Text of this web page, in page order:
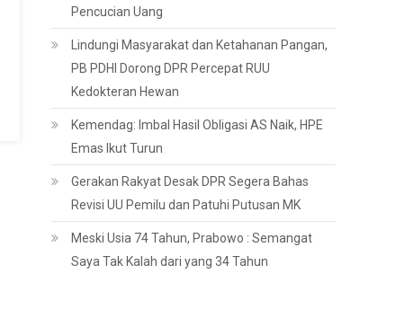
Pencucian Uang
Lindungi Masyarakat dan Ketahanan Pangan,
PB PDHI Dorong DPR Percepat RUU
Kedokteran Hewan
Kemendag: Imbal Hasil Obligasi AS Naik, HPE
Emas Ikut Turun
Gerakan Rakyat Desak DPR Segera Bahas
Revisi UU Pemilu dan Patuhi Putusan MK
Meski Usia 74 Tahun, Prabowo : Semangat
Saya Tak Kalah dari yang 34 Tahun